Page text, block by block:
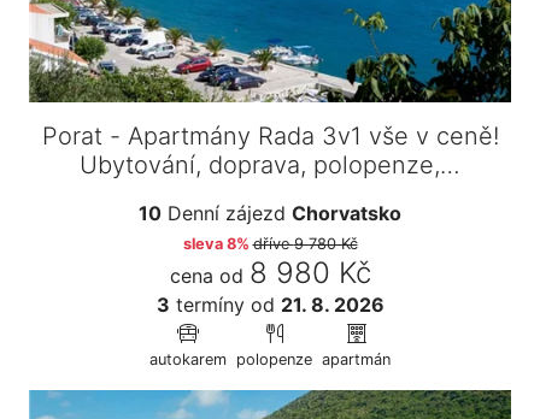
Porat - Apartmány Rada 3v1 vše v ceně!
Ubytování, doprava, polopenze,…
10 Denní zájezd Chorvatsko
sleva 8% dříve9 780 Kč
cena od 8 980 Kč
3 termínyod 21. 8. 2026
autokarem polopenze apartmán